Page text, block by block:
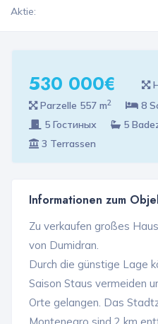
Aktie:
530 000€
Parzelle 557 m2
8
5 Гостиных
5
3 Terrassen
Informationen zum
Zu verkaufen großes
von Dumidran.
Durch die günstige Lage
Saison Staus vermeiden
Orte gelangen. Das